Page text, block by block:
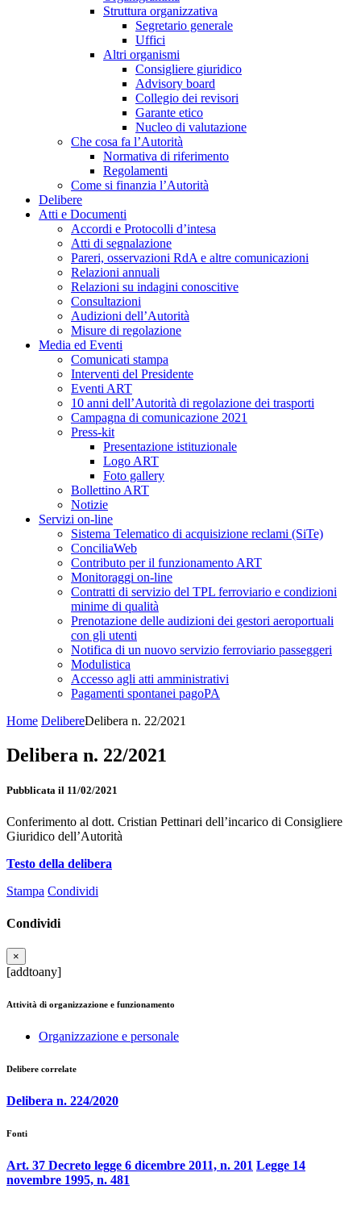
Struttura organizzativa
Segretario generale
Uffici
Altri organismi
Consigliere giuridico
Advisory board
Collegio dei revisori
Garante etico
Nucleo di valutazione
Che cosa fa l’Autorità
Normativa di riferimento
Regolamenti
Come si finanzia l’Autorità
Delibere
Atti e Documenti
Accordi e Protocolli d’intesa
Atti di segnalazione
Pareri, osservazioni RdA e altre comunicazioni
Relazioni annuali
Relazioni su indagini conoscitive
Consultazioni
Audizioni dell’Autorità
Misure di regolazione
Media ed Eventi
Comunicati stampa
Interventi del Presidente
Eventi ART
10 anni dell’Autorità di regolazione dei trasporti
Campagna di comunicazione 2021
Press-kit
Presentazione istituzionale
Logo ART
Foto gallery
Bollettino ART
Notizie
Servizi on-line
Sistema Telematico di acquisizione reclami (SiTe)
ConciliaWeb
Contributo per il funzionamento ART
Monitoraggi on-line
Contratti di servizio del TPL ferroviario e condizioni
minime di qualità
Prenotazione delle audizioni dei gestori aeroportuali
con gli utenti
Notifica di un nuovo servizio ferroviario passeggeri
Modulistica
Accesso agli atti amministrativi
Pagamenti spontanei pagoPA
Home DelibereDelibera n. 22/2021
Delibera n. 22/2021
Pubblicata il 11/02/2021
Conferimento al dott. Cristian Pettinari dell’incarico di Consigliere
Giuridico dell’Autorità
Testo della delibera
Stampa Condividi
Condividi
×
[addtoany]
Attività di organizzazione e funzionamento
Organizzazione e personale
Delibere correlate
Delibera n. 224/2020
Fonti
Art. 37 Decreto legge 6 dicembre 2011, n. 201 Legge 14
novembre 1995, n. 481